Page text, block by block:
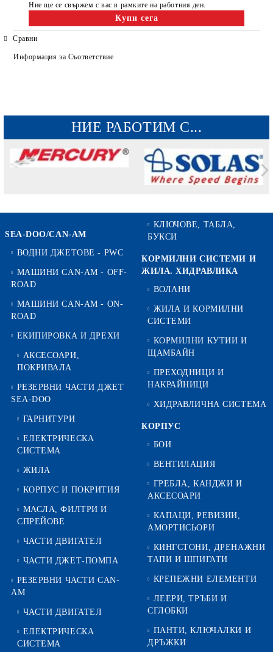
Ние ще се свържем с вас в рамките на работния ден.
Сравни
Информация за Съответствие
НИЕ РАБОТИМ С...
SEA-DOO/CAN-AM
ВОДНИ ДЖЕТОВЕ - PWC
МАШИНИ CAN-AM - OFF-
ROAD
МАШИНИ CAN-AM - ON-
ROAD
ЕКИПИРОВКА И ДРЕХИ
АКСЕСОАРИ,
ПОКРИВАЛА
РЕЗЕРВНИ ЧАСТИ ДЖЕТ
SEA-DOO
ГАРНИТУРИ
ЕЛЕКТРИЧЕСКА
СИСТЕМА
ЖИЛА
КОРПУС И ПОКРИТИЯ
МАСЛА, ФИЛТРИ И
СПРЕЙОВЕ
ЧАСТИ ДВИГАТЕЛ
ЧАСТИ ДЖЕТ-ПОМПА
РЕЗЕРВНИ ЧАСТИ CAN-
AM
ЧАСТИ ДВИГАТЕЛ
ЕЛЕКТРИЧЕСКА
СИСТЕМА
КЛЮЧОВЕ, ТАБЛА,
БУКСИ
КОРМИЛНИ СИСТЕМИ И
ЖИЛА. ХИДРАВЛИКА
ВОЛАНИ
ЖИЛА И КОРМИЛНИ
СИСТЕМИ
КОРМИЛНИ КУТИИ И
ЩАМБАЙН
ПРЕХОДНИЦИ И
НАКРАЙНИЦИ
ХИДРАВЛИЧНА СИСТЕМА
КОРПУС
БОИ
ВЕНТИЛАЦИЯ
ГРЕБЛА, КАНДЖИ И
АКСЕСОАРИ
КАПАЦИ, РЕВИЗИИ,
АМОРТИСЬОРИ
КИНГСТОНИ, ДРЕНАЖНИ
ТАПИ И ШПИГАТИ
КРЕПЕЖНИ ЕЛЕМЕНТИ
ЛЕЕРИ, ТРЪБИ И
СГЛОБКИ
ПАНТИ, КЛЮЧАЛКИ И
ДРЪЖКИ